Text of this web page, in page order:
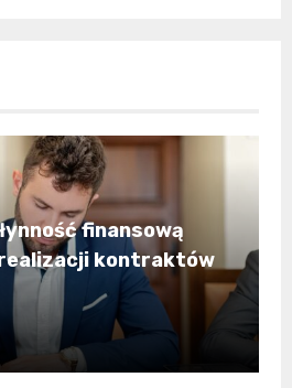
finansową
kontraktów